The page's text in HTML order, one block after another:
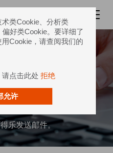
类Cookie、分析类
好类Cookie。要详细了
Cookie，请查阅我们的
点击此处 拒绝
允许
乐发送邮件。